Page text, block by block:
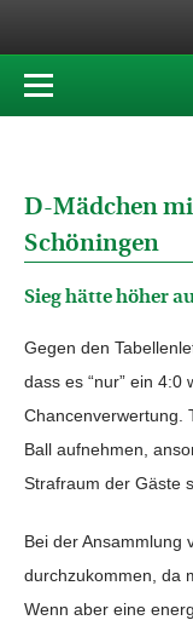
D-Mädchen
Schöningen
Sieg hätte höher
Gegen den
dass es “nur” ein 4:0
Chancenverwertung.
Ball aufnehmen,
Strafraum der Gäste
Bei der Ansammlung
durchzukommen, da
Wenn aber eine